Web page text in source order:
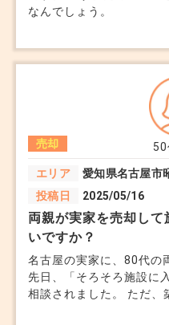
なんでしょう。
50
売却
エリア
愛知県名古屋市
投稿日
2025/05/16
両親が実家を売却し
いですか？
名古屋の実家に、80代の
先日、「そろそろ施設に
相談されました。 ただ、